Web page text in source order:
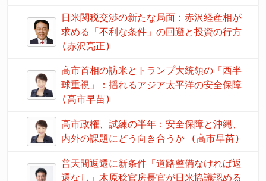
日米関税交渉の新たな局面：赤沢経産相が
求める「不利な条件」の回避と投資の行方
(赤沢亮正)
高市首相の訪米とトランプ大統領の「西半
球重視」：揺れるアジア太平洋の安全保障
(高市早苗)
高市政権、試練の半年：安全保障と沖縄、
内外の課題にどう向き合うか (高市早苗)
普天間返還に新条件「道路整備なければ返
還なし」木原稔官房長官が日米協議認める